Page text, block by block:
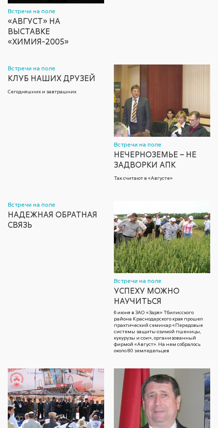
Встречи на поле
«АВГУСТ» НА
ВЫСТАВКЕ
«ХИМИЯ-2005»
Встречи на поле
КЛУБ НАШИХ ДРУЗЕЙ
Сегодняшних и завтрашних
Встречи на поле
НЕЧЕРНОЗЕМЬЕ – НЕ
ЗАДВОРКИ АПК
Так считают в «Августе»
Встречи на поле
НАДЕЖНАЯ ОБРАТНАЯ
СВЯЗЬ
Встречи на поле
УСПЕХУ МОЖНО
НАУЧИТЬСЯ
6 июня в ЗАО «Заря» Тбилисского
района Краснодарского края прошел
практический семинар «Передовые
системы защиты озимой пшеницы,
кукурузы и сои», организованный
фирмой «Август». На нем собралось
около 80 земледельцев